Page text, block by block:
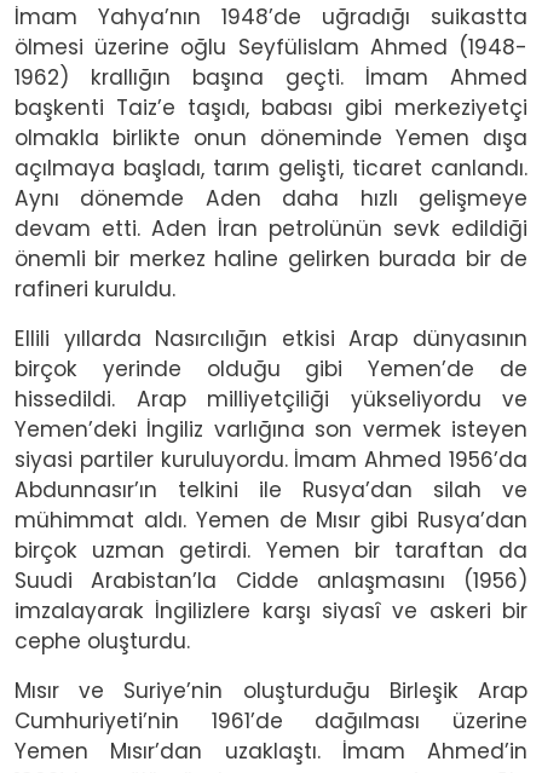
İmam Yahya’nın 1948’de uğradığı suikastta
ölmesi üzerine oğlu Seyfülislam Ahmed (1948-
1962) krallığın başına geçti. İmam Ahmed
başkenti Taiz’e taşıdı, babası gibi merkeziyetçi
olmakla birlikte onun döneminde Yemen dışa
açılmaya başladı, tarım gelişti, ticaret canlandı.
Aynı dönemde Aden daha hızlı gelişmeye
devam etti. Aden İran petrolünün sevk edildiği
önemli bir merkez haline gelirken burada bir de
rafineri kuruldu.
Ellili yıllarda Nasırcılığın etkisi Arap dünyasının
birçok yerinde olduğu gibi Yemen’de de
hissedildi. Arap milliyetçiliği yükseliyordu ve
Yemen’deki İngiliz varlığına son vermek isteyen
siyasi partiler kuruluyordu. İmam Ahmed 1956’da
Abdunnasır’ın telkini ile Rusya’dan silah ve
mühimmat aldı. Yemen de Mısır gibi Rusya’dan
birçok uzman getirdi. Yemen bir taraftan da
Suudi Arabistan’la Cidde anlaşmasını (1956)
imzalayarak İngilizlere karşı siyasî ve askeri bir
cephe oluşturdu.
Mısır ve Suriye’nin oluşturduğu Birleşik Arap
Cumhuriyeti’nin 1961’de dağılması üzerine
Yemen Mısır’dan uzaklaştı. İmam Ahmed’in